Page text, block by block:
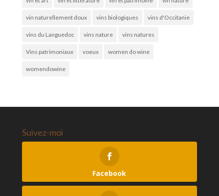
vin naturellement doux vins biologiques vins d'Occitanie
vins du Languedoc vins nature vins natures
Vins patrimoniaux voeux women do wine
womendowine
Suivez-moi
Facebook